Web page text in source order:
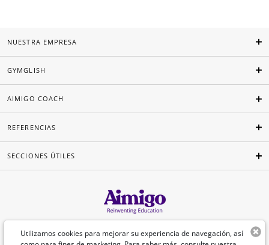
Utilizamos cookies para mejorar su experiencia de navegación, así
NUESTRA EMPRESA
GYMGLISH
AIMIGO COACH
REFERENCIAS
SECCIONES ÚTILES
Español